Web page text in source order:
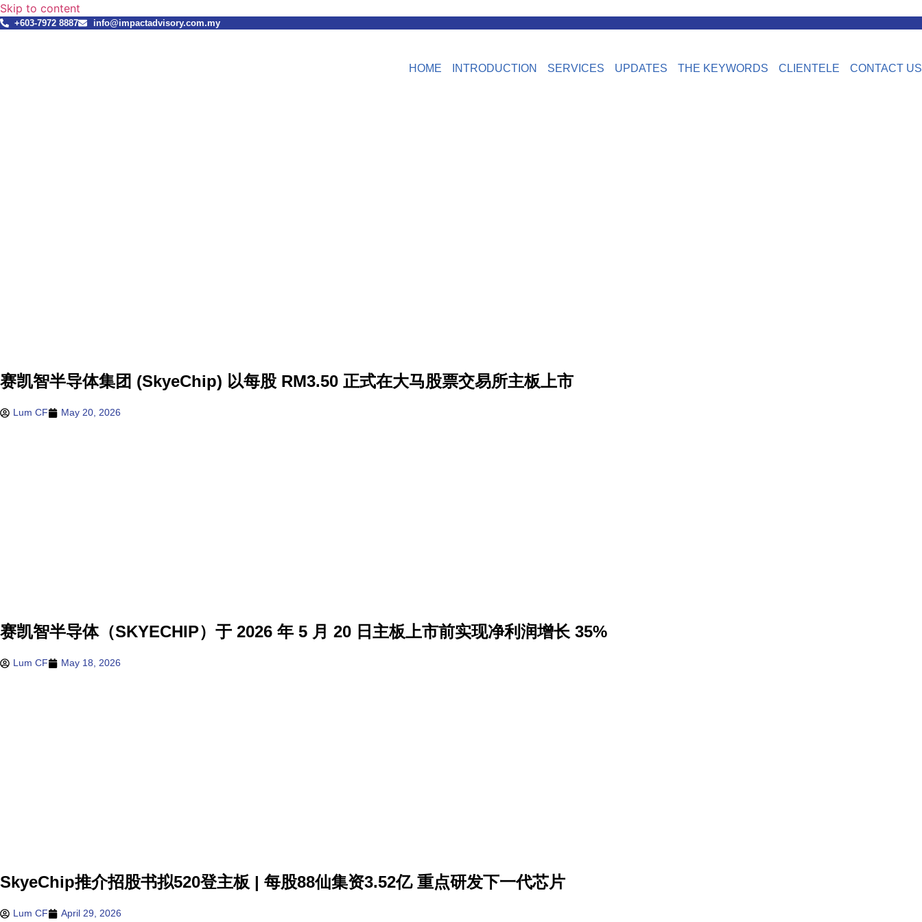
Skip to content
+603-7972 8887 info@impactadvisory.com.my
HOME INTRODUCTION SERVICES UPDATES THE KEYWORDS CLIENTELE CONTACT US
赛凯智半导体集团 (SkyeChip) 以每股 RM3.50 正式在大马股票交易所主板上市
Lum CF May 20, 2026
赛凯智半导体（SKYECHIP）于 2026 年 5 月 20 日主板上市前实现净利润增长 35%
Lum CF May 18, 2026
SkyeChip推介招股书拟520登主板 | 每股88仙集资3.52亿 重点研发下一代芯片
Lum CF April 29, 2026